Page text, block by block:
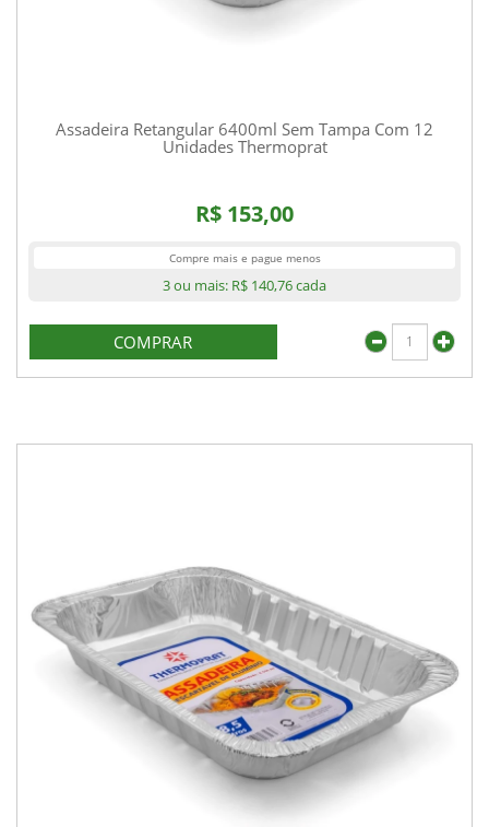
Assadeira Retangular 6400ml Sem Tampa Com 12
Unidades Thermoprat
R$ 153,00
Compre mais e pague menos
3 ou mais: R$ 140,76cada
COMPRAR